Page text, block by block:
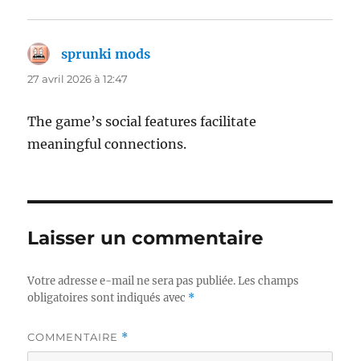
sprunki mods
27 avril 2026 à 12:47
The game’s social features facilitate
meaningful connections.
Laisser un commentaire
Votre adresse e-mail ne sera pas publiée. Les champs
obligatoires sont indiqués avec *
COMMENTAIRE *